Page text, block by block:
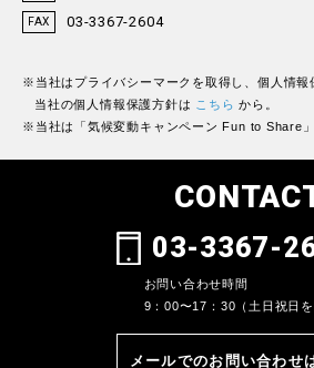
FAX 03-3367-2604
※当社はプライバシーマークを取得し、個人情報
当社の個人情報保護方針は こちらから。
※当社は「気候変動キャンペーン Fun to Share」
03-3367-
お問い合わせ時間
9：00〜17：30（土日祝日を
メールでのお問い合わせ